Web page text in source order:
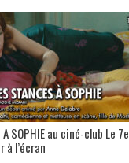
A SOPHIE au ciné-club Le 7e
à l’écran